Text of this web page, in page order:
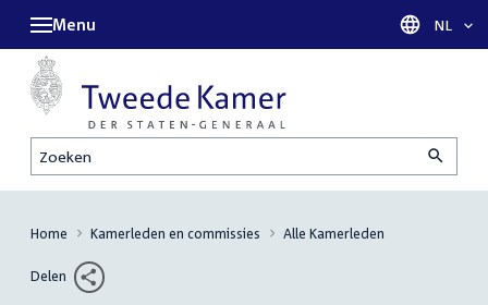
Zoeken
Menu Taal
NL
Home Kamerleden en commissies Alle Kamerleden
Delen